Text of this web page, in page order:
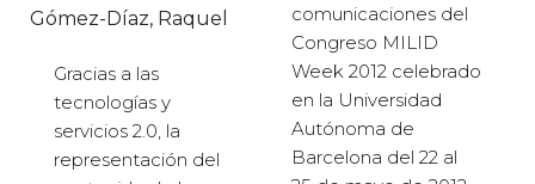
Gómez-Díaz, Raquel
Gracias a las
tecnologías y
servicios 2.0, la
representación del
comunicaciones del
Congreso MILID
Week 2012 celebrado
en la Universidad
Autónoma de
Barcelona del 22 al